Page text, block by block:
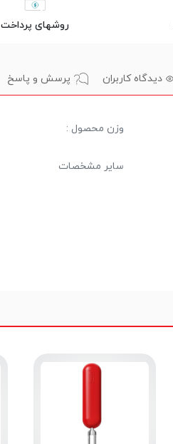
روشهای پرداخت
دیدگاه کاربران پرسش و پاسخ
وزن محصول :
سایر مشخصات